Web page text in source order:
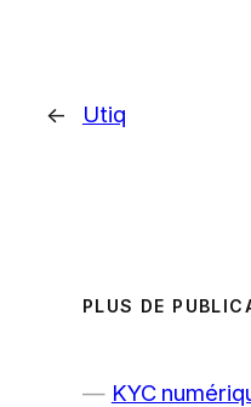
← Utiq
PLUS DE
KYC